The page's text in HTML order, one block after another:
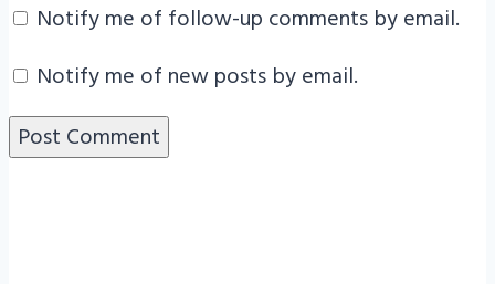
Notify me of follow-up comments by email.
Notify me of new posts by email.